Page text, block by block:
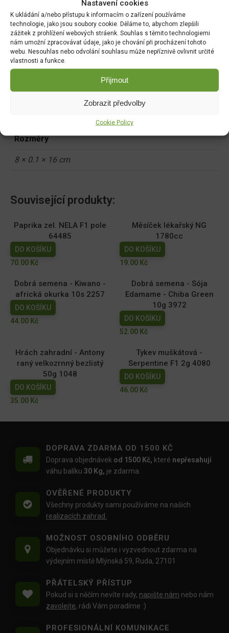
Nastavení cookies
K ukládání a/nebo přístupu k informacím o zařízení používáme
technologie, jako jsou soubory cookie. Děláme to, abychom zlepšili
zážitek z prohlížení webových stráenk. Souhlas s těmito technologiemi
nám umožní zpracovávat údaje, jako je chování při procházení tohoto
webu. Nesouhlas nebo odvolání souhlasu může nepříznivě ovlivnit určité
vlastnosti a funkce.
Přijmout
Zobrazit předvolby
Cookie Policy
Rozměry
8 × 0.1 × 16 cm
Související produkty:
Paprika zel. NELA F1 pole
64485
DO KOŠÍKU
70.00 Kč
Měsíček lékařský NG
1780cc
DO KOŠÍKU
19.00 Kč
Dobrá semena - Kiwano -
africká okurka 10s 2257
DO KOŠÍKU
44.00 Kč
Dobrá semena - Sója
Edamame - Chiba Green
10g 3972
DO KOŠÍKU
52.00 Kč
Hrách zahradní - Antony
raný velkozrnný bezlistý
50g 1048
DO KOŠÍKU
35.00 Kč
Tykev muškátová -
Serpentine F1 2g 4080
DO KOŠÍKU
46.00 Kč
DOPRAVA ZDARMA OD 1500 KČ
Doprava objednávek od 1500 Kč, které nepřesahují
váhu balíku 30 Kg, je zdarma.
OVĚŘENÉ PRODUKTY
Všechny produkty sami používáme na našich
realizacích zahrad.
MOŽNOST OSOBNÍHO ODBĚRU
Objednávku si můžete i vyzvednout zdarma na
výdejním místě Mlýnská 59, Ruda, 27101
PŘÁTELSKÝ PŘÍSTUP
Pokud si s něčím nevíte rady, napište nám nebo nám
zavolejte, rádi Vám poradíme :)
PROFESIONÁLNÍ KOMUNIKACE